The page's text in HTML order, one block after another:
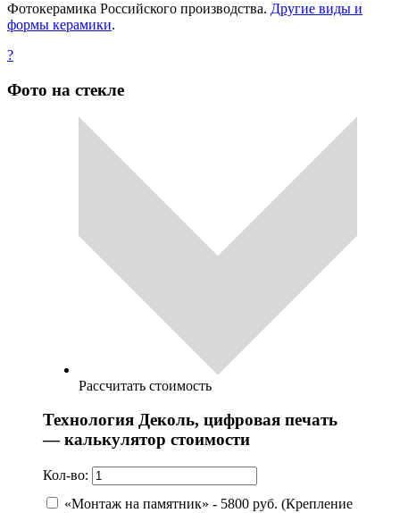
Фотокерамика Российского производства. Другие виды и
формы керамики.
?
Фото на стекле
Рассчитать стоимость
Технология Деколь, цифровая печать
— калькулятор стоимости
Кол-во:
«Монтаж на памятник» - 5800 руб. (Крепление